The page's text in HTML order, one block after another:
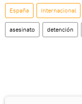
España Internacional
asesinato detención